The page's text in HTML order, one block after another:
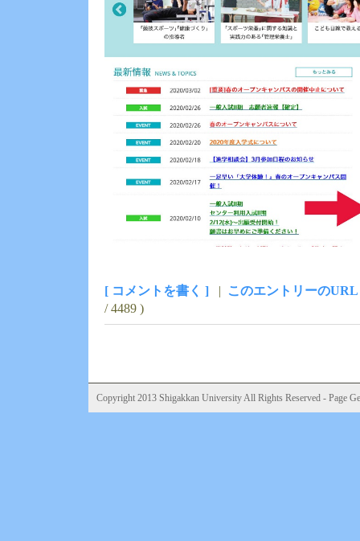
[ コメントを書く ] | このエントリーのURL
/ 4489 )
Copyright 2013 Shigakkan University All Rights Reserved - Page